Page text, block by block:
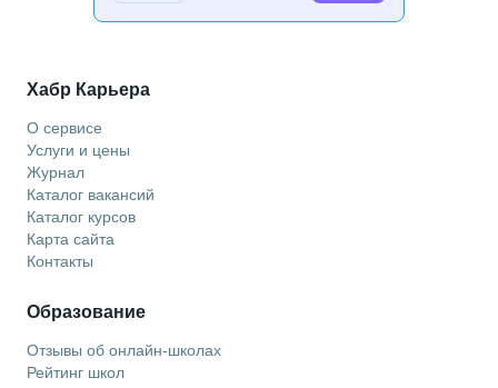
Хабр Карьера
О сервисе
Услуги и цены
Журнал
Каталог вакансий
Каталог курсов
Карта сайта
Контакты
Образование
Отзывы об онлайн-школах
Рейтинг школ